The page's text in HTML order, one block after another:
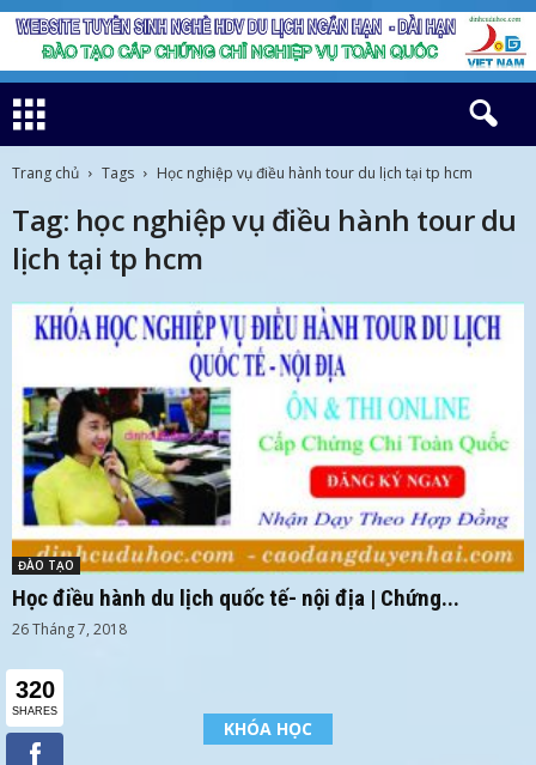
Trang chủ Tags Học nghiệp vụ điều hành tour du lịch tại tp hcm
Tag: học nghiệp vụ điều hành tour du
lịch tại tp hcm
ĐÀO TẠO
Học điều hành du lịch quốc tế- nội địa | Chứng...
26 Tháng 7, 2018
KHÓA HỌC